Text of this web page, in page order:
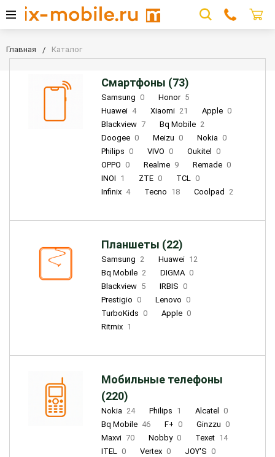
Главная Каталог
Смартфоны (73)
Samsung 0 Honor 5
Huawei 4 Xiaomi 21 Apple 0
Blackview 7 Bq Mobile 2
Doogee 0 Meizu 0 Nokia 0
Philips 0 VIVO 0 Oukitel
0
OPPO 0 Realme 9 Remade 0
INOI 1 ZTE 0 TCL 0
Infinix 4 Tecno 18 Coolpad 2
Планшеты (22)
Samsung 2 Huawei 12
Bq Mobile 2 DIGMA 0
Blackview 5 IRBIS 0
Prestigio 0 Lenovo 0
TurboKids 0 Apple 0
Ritmix 1
Мобильные телефоны
(220)
Nokia 24 Philips 1 Alcatel
0
Bq Mobile 46 F+ 0 Ginzzu 0
Maxvi 70 Nobby 0 Texet 14
ITEL 0 Vertex 0 JOY'S 0